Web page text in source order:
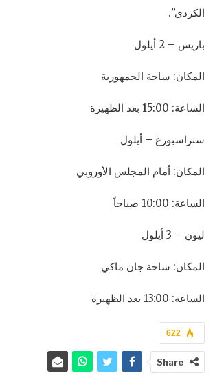
الكردي”.
باريس – 2 أيلول
المكان: ساحة الجمهورية
الساعة: 15:00 بعد الظهيرة
ستراسبورغ – أيلول
المكان: أمام المجلس الأوروبي
الساعة: 10:00 صباحاً
ليون – 3 أيلول
المكان: ساحة جان ماكي
الساعة: 13:00 بعد الظهيرة
622
Share